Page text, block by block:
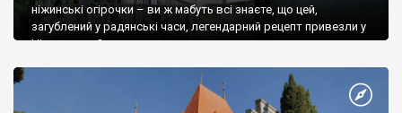
ніжинські огірочки – ви ж мабуть всі знаєте, що цей,
загублений у радянські часи, легендарний рецепт привезли у
Ніжин греки?